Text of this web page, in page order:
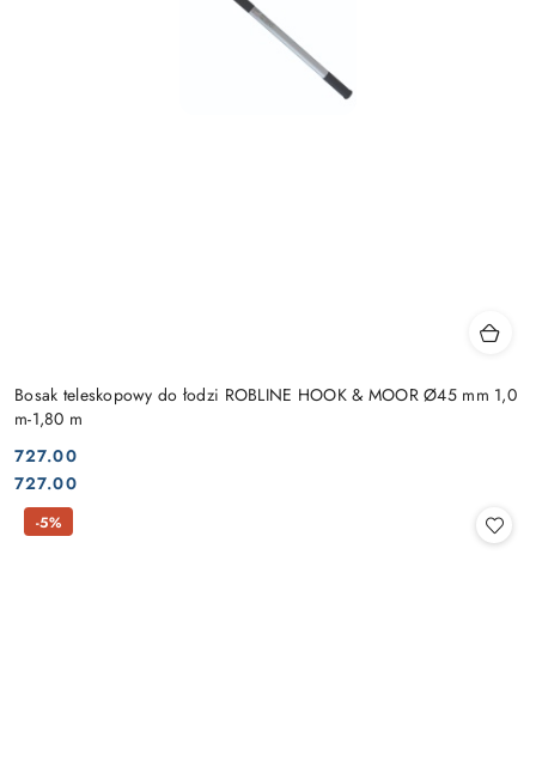
Bosak teleskopowy do łodzi ROBLINE HOOK & MOOR Ø45 mm 1,0
m-1,80 m
Cena:
727.00
Cena:
727.00
-5%